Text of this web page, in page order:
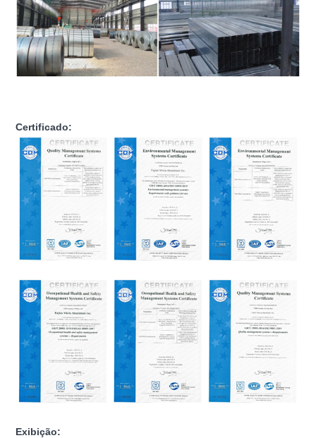
Certificado:
Exibição: